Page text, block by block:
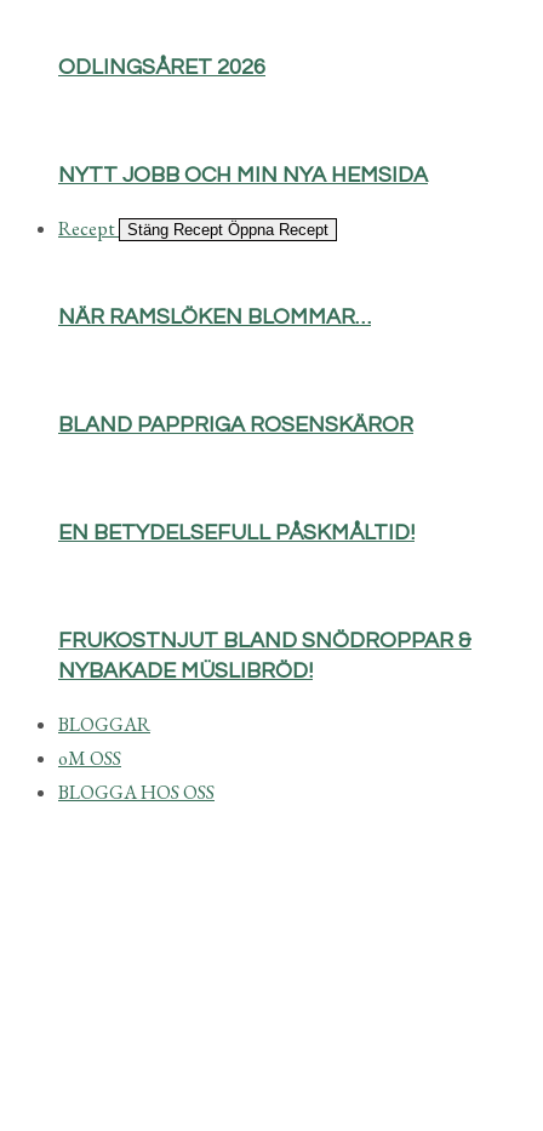
ODLINGSÅRET 2026
NYTT JOBB OCH MIN NYA HEMSIDA
Recept Stäng Recept Öppna Recept
NÄR RAMSLÖKEN BLOMMAR…
BLAND PAPPRIGA ROSENSKÄROR
EN BETYDELSEFULL PÅSKMÅLTID!
FRUKOSTNJUT BLAND SNÖDROPPAR &
NYBAKADE MÜSLIBRÖD!
BLOGGAR
oM OSS
BLOGGA HOS OSS